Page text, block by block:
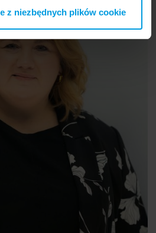
z niezbędnych plików cookie